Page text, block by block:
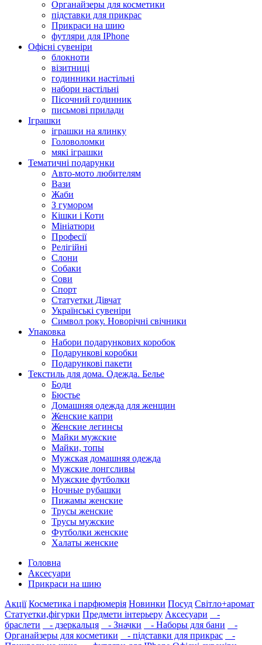
Органайзеры для косметики
підставки для прикрас
Прикраси на шию
футляри для IPhone
Офісні сувеніри
блокноти
візитниці
годинники настільні
набори настільні
Пісочний годинник
письмові прилади
Іграшки
іграшки на ялинку
Головоломки
мякі іграшки
Тематичні подарунки
Авто-мото любителям
Вази
Жаби
З гумором
Кішки і Коти
Мініатюри
Професії
Релігійні
Слони
Собаки
Сови
Спорт
Статуетки Дівчат
Українські сувеніри
Символ року. Новорічні свічники
Упаковка
Набори подарункових коробок
Подарункові коробки
Подарункові пакети
Текстиль для дома. Одежда. Белье
Боди
Бюстье
Домашняя одежда для женщин
Женские капри
Женские легинсы
Майки мужские
Майки, топы
Мужская домашняя одежда
Мужские лонгсливы
Мужские футболки
Ночные рубашки
Пижамы женские
Трусы женские
Трусы мужские
Футболки женские
Халаты женские
Головна
Аксесуари
Прикраси на шию
Акції Косметика і парфюмерія Новинки Посуд Світло+аромат
Статуетки,фігурки Предмети інтерьеру Аксесуари
-
браслети
- дзеркальця - Значки - Наборы для бани
-
Органайзеры для косметики
- підставки для прикрас
-